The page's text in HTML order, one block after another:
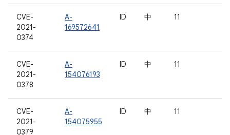
CVE-
2021-
0374
A-
169572641
ID 中 11
CVE-
2021-
0378
A-
154076193
ID 中 11
CVE-
2021-
0379
A-
154075955
ID 中 11